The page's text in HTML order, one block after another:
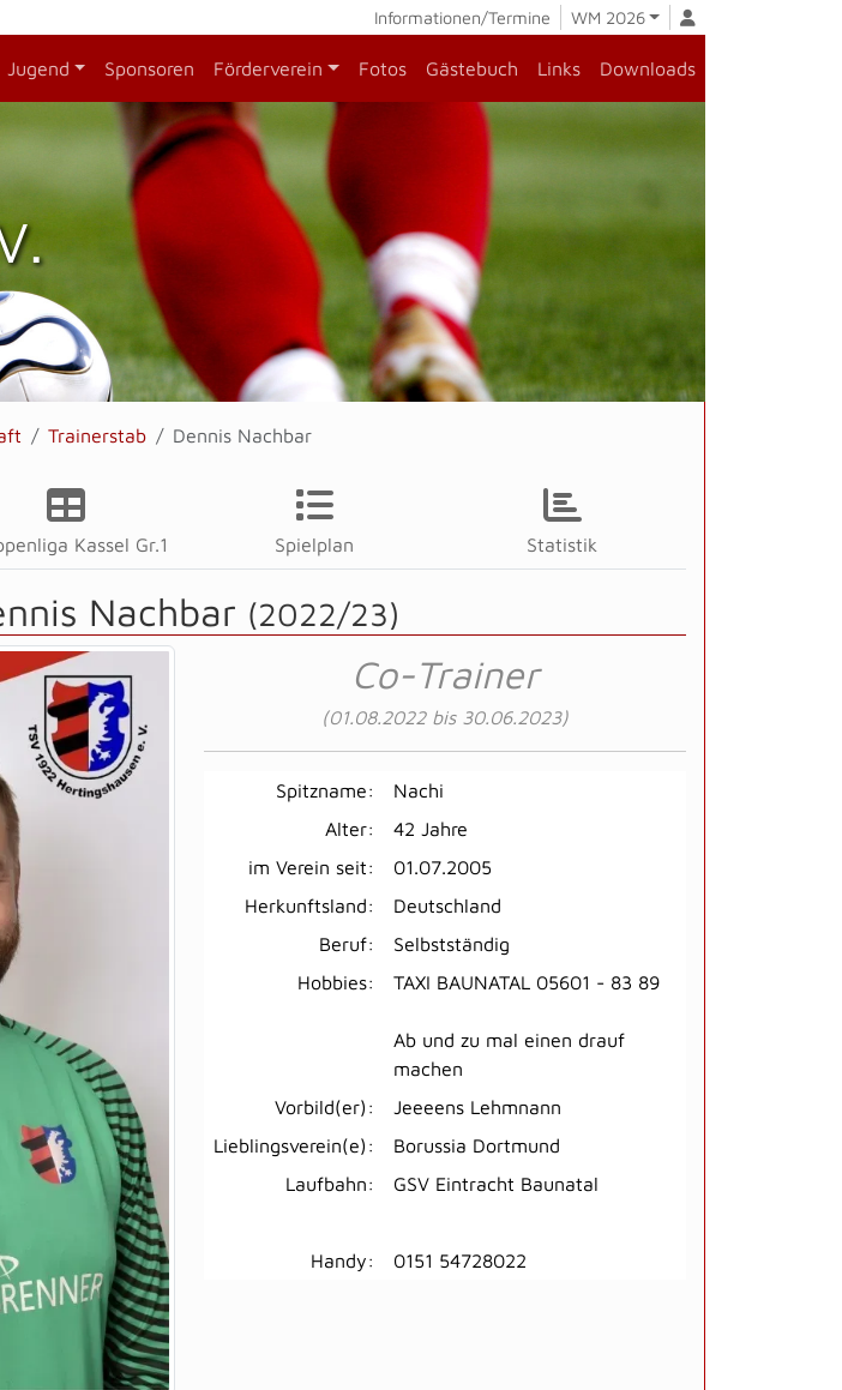
Informationen/Termine WM 2026
Jugend Sponsoren Förderverein Fotos Gästebuch Links Downloads
Trainerstab Dennis Nachbar
Kassel Gr.1 Spielplan Statistik
Nachbar (2022/23)
Co-Trainer
(01.08.2022 bis 30.06.2023)
Spitzname:
Nachi
Alter:
42 Jahre
im Verein seit:
01.07.2005
Herkunftsland:
Deutschland
Beruf:
Selbstständig
Hobbies:
TAXI BAUNATAL 05601 - 83 89
Ab und zu mal einen drauf
machen
Vorbild(er):
Jeeeens Lehmnann
Lieblingsverein(e):
Borussia Dortmund
Laufbahn:
GSV Eintracht Baunatal
Handy: 0151 54728022